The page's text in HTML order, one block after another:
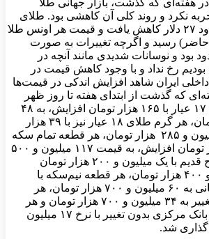
هفته‌ای که گذشت، بازار جهانی طلا
نکرد و روند کلی آن کاهشی بود. طلای
جهانی در این مدت حدود ۲۷ دلار کاهش یافت و قیمت هر اونس طلا
حال حاضر) رسید و اگرچه تغییرات به صورت
بود و نوسانات شدیدی مانند آنچه در
رخ نداد و با وجود کاهش قیمت در
داخلی ایران شاهد افزایش اندکی در قیمت‌ها
که گذشت از ابتدای هفته تا روز ظهر
جمعه هر مثقال طلای ۱۷ عیار با ۱۶۵ هزار تومان افزایش، به ۴۸
میلیون و ۸۷۰ هزار تومان، هر گرم طلای ۱۸ عیار نیز با ۳۹ هزار
تومان افزایش، ۱۱ میلیون و ۲۸۵ هزار تومان، هر قطعه تمام سکه
طرح جدید با ۹۰۰ هزار تومان افزایش، به قیمت ۱۱۷ میلیون و ۵۰۰
هزار تومان، سکه طرح قدیم با یک میلیون و ۲۰۰ هزار تومان
افزایش، ۱۱۲ میلیون و ۴۰۰ هزار تومان، هر قطعه نیم‌سکه با
افزایش ۱۰۰ هزار تومانی به ۶۰ میلیون و ۷۰۰ هزار تومان، هر
قطعه ربع‌سکه بدون تغییر به ۳۴ میلیون و ۷۰۰ هزار تومان و هر
قطعه سکه یک گرمی بانک مرکزی بدون تغییر با نرخ ۱۷ میلیون
شد.